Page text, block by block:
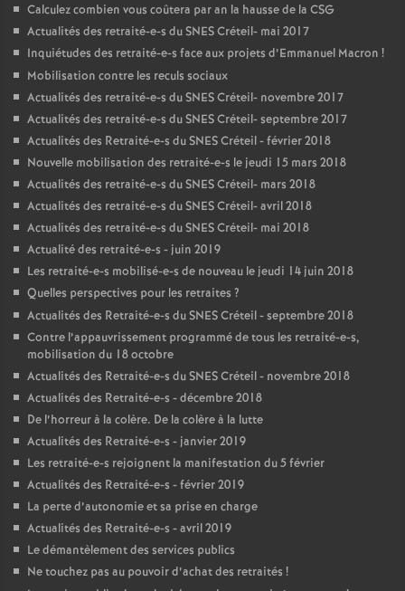
Calculez combien vous coûtera par an la hausse de la CSG
Actualités des retraité-e-s duSNESCréteil- mai 2017
Inquiétudes des retraité-e-s face aux projets d’Emmanuel Macron !
Mobilisation contre les reculs sociaux
Actualités des retraité-e-s duSNESCréteil- novembre 2017
Actualités des retraité-e-s duSNESCréteil- septembre 2017
Actualités des Retraité-e-s duSNESCréteil - février 2018
Nouvelle mobilisation des retraité-e-s le jeudi 15 mars 2018
Actualités des retraité-e-s duSNESCréteil- mars 2018
Actualités des retraité-e-s duSNESCréteil- avril 2018
Actualités des retraité-e-s duSNESCréteil- mai 2018
Actualité des retraité-e-s - juin 2019
Les retraité-e-s mobilisé-e-s de nouveau le jeudi 14 juin 2018
Quelles perspectives pour les retraites ?
Actualités des Retraité-e-s duSNESCréteil - septembre 2018
Contre l’appauvrissement programmé de tous les retraité-e-s,
mobilisation du 18 octobre
Actualités des Retraité-e-s duSNESCréteil - novembre 2018
Actualités des Retraité-e-s - décembre 2018
De l’horreur à la colère. De la colère à la lutte
Actualités des Retraité-e-s - janvier 2019
Les retraité-e-s rejoignent la manifestation du 5 février
Actualités des Retraité-e-s - février 2019
La perte d’autonomie et sa prise en charge
Actualités des Retraité-e-s - avril 2019
Le démantèlement des services publics
Ne touchez pas au pouvoir d’achat des retraités !